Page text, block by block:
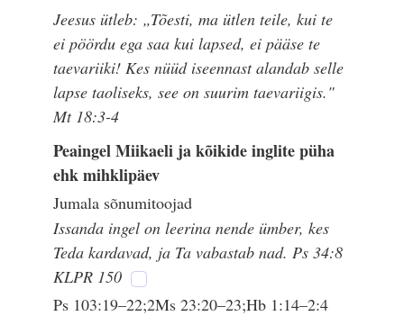
Jeesus ütleb: „Tõesti, ma ütlen teile, kui te
ei pöördu ega saa kui lapsed, ei pääse te
taevariiki! Kes nüüd iseennast alandab selle
lapse taoliseks, see on suurim taevariigis."
Mt 18:3-4
Peaingel Miikaeli ja kõikide inglite püha
ehk mihklipäev
Jumala sõnumitoojad
Issanda ingel on leerina nende ümber, kes
Teda kardavad, ja Ta vabastab nad. Ps 34:8
KLPR 150
Ps 103:19–22;2Ms 23:20–23;Hb 1:14–2:4